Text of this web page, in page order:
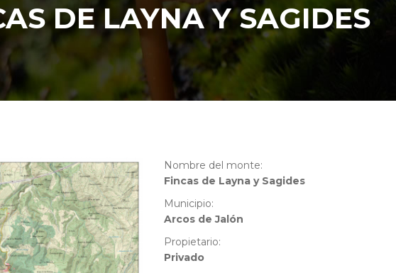
DE LAYNA Y SAGIDES
Nombre del monte:
Fincas de Layna y Sagides
Municipio:
Arcos de Jalón
Propietario:
Privado